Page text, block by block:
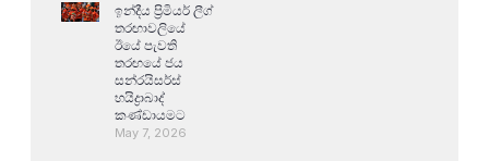
ඉන්දීය ප්‍රිමියර් ලීග්
තරඟාවලියේ
ඊයේ පැවති
තරඟයේ ජය
සන්රයිසර්ස්
හයිද්‍රාබාද්
කණ්ඩායමට
May 7, 2026